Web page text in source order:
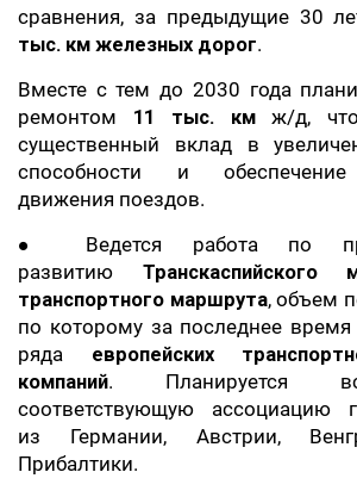
сравнения, за предыдущие 30
тыс. км железных дорог.
Вместе с тем до 2030 года
ремонтом 11 тыс. кмж/д, что
существенный вклад в
способности и обеспечение
движения поездов.
● Ведется работа по
развитию Транскаспийского
транспортного маршрута, объем
по которому за последнее
ряда европейских
компаний. Планируется
соответствующую ассоциацию
из Германии, Австрии,
Прибалтики.